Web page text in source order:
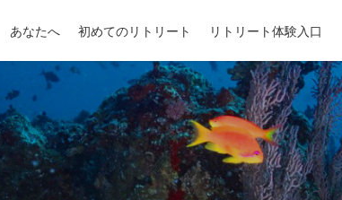
あなたへ 初めてのリトリート リトリート体験入口